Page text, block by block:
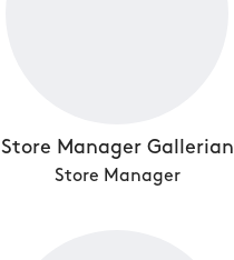
Store Manager Gallerian
Store Manager